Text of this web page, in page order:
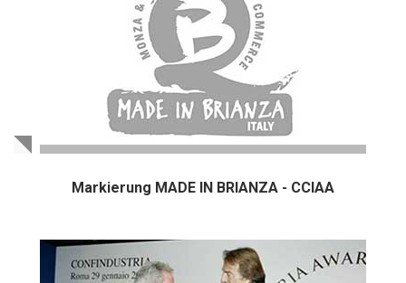
Markierung MADE IN BRIANZA - CCIAA